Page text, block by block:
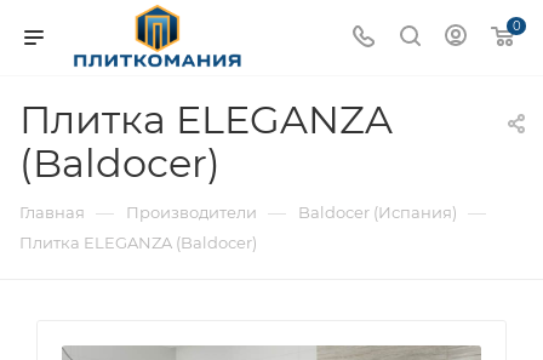
0
Плитка ELEGANZA
(Baldocer)
Главная — Производители — Baldocer (Испания) —
Плитка ELEGANZA (Baldocer)